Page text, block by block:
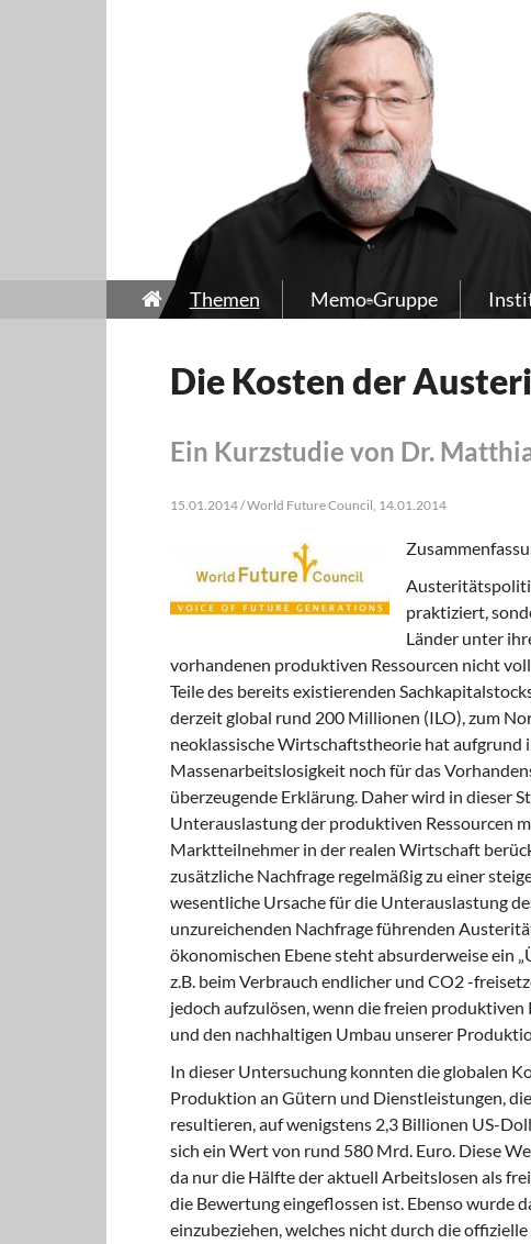
Themen Memo-Gruppe
Die Kosten der
Ein Kurzstudie von Dr.
15.01.2014 / World Future Council, 14.01.2014
praktiziert,
Länder unter
vorhandenen produktiven Ressourcen nicht
Teile des bereits existierenden
derzeit global rund 200 Millionen (ILO), zum
neoklassische Wirtschaftstheorie hat
Massenarbeitslosigkeit noch für das
überzeugende Erklärung. Daher wird in dieser
Unterauslastung der produktiven Ressourcen
Marktteilnehmer in der realen Wirtschaft
zusätzliche Nachfrage regelmäßig zu einer
wesentliche Ursache für die Unterauslastung
unzureichenden Nachfrage führenden
ökonomischen Ebene steht absurderweise ein
z.B. beim Verbrauch endlicher und CO2 -
jedoch aufzulösen, wenn die freien
und den nachhaltigen Umbau unserer
In dieser Untersuchung konnten die globalen
Produktion an Gütern und Dienstleistungen,
resultieren, auf wenigstens 2,3 Billionen US-
sich ein Wert von rund 580 Mrd. Euro. Diese
da nur die Hälfte der aktuell Arbeitslosen als
die Bewertung eingeflossen ist. Ebenso wurde
einzubeziehen, welches nicht durch die